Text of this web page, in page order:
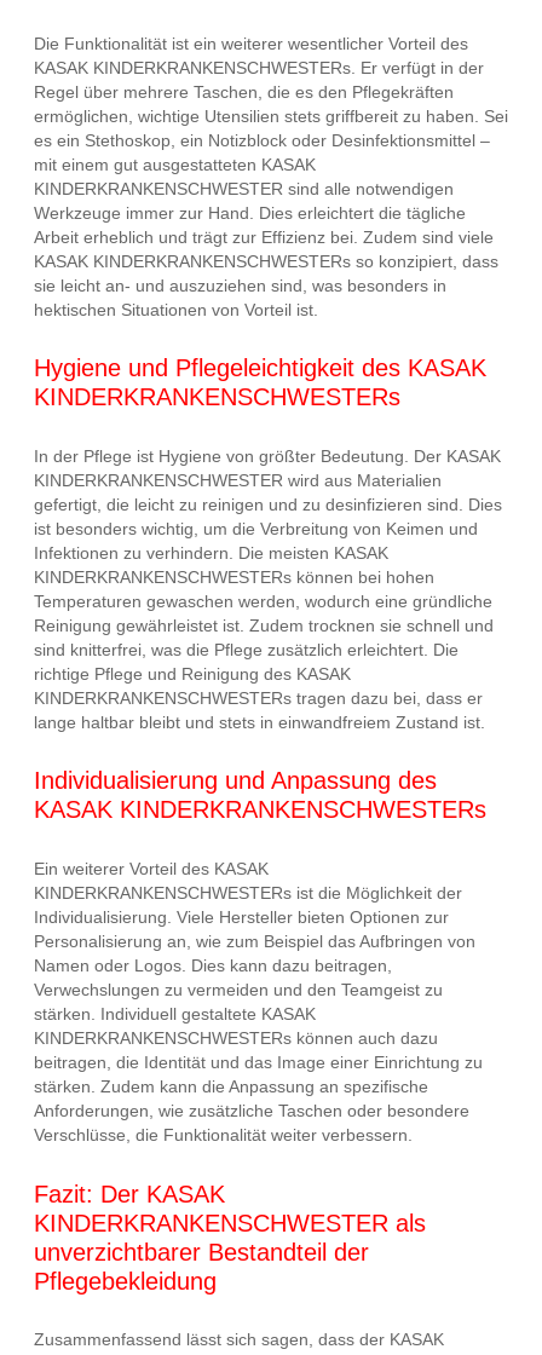
Die Funktionalität ist ein weiterer wesentlicher Vorteil des
KASAK KINDERKRANKENSCHWESTERs. Er verfügt in der
Regel über mehrere Taschen, die es den Pflegekräften
ermöglichen, wichtige Utensilien stets griffbereit zu haben. Sei
es ein Stethoskop, ein Notizblock oder Desinfektionsmittel –
mit einem gut ausgestatteten KASAK
KINDERKRANKENSCHWESTER sind alle notwendigen
Werkzeuge immer zur Hand. Dies erleichtert die tägliche
Arbeit erheblich und trägt zur Effizienz bei. Zudem sind viele
KASAK KINDERKRANKENSCHWESTERs so konzipiert, dass
sie leicht an- und auszuziehen sind, was besonders in
hektischen Situationen von Vorteil ist.
Hygiene und Pflegeleichtigkeit des KASAK
KINDERKRANKENSCHWESTERs
In der Pflege ist Hygiene von größter Bedeutung. Der KASAK
KINDERKRANKENSCHWESTER wird aus Materialien
gefertigt, die leicht zu reinigen und zu desinfizieren sind. Dies
ist besonders wichtig, um die Verbreitung von Keimen und
Infektionen zu verhindern. Die meisten KASAK
KINDERKRANKENSCHWESTERs können bei hohen
Temperaturen gewaschen werden, wodurch eine gründliche
Reinigung gewährleistet ist. Zudem trocknen sie schnell und
sind knitterfrei, was die Pflege zusätzlich erleichtert. Die
richtige Pflege und Reinigung des KASAK
KINDERKRANKENSCHWESTERs tragen dazu bei, dass er
lange haltbar bleibt und stets in einwandfreiem Zustand ist.
Individualisierung und Anpassung des
KASAK KINDERKRANKENSCHWESTERs
Ein weiterer Vorteil des KASAK
KINDERKRANKENSCHWESTERs ist die Möglichkeit der
Individualisierung. Viele Hersteller bieten Optionen zur
Personalisierung an, wie zum Beispiel das Aufbringen von
Namen oder Logos. Dies kann dazu beitragen,
Verwechslungen zu vermeiden und den Teamgeist zu
stärken. Individuell gestaltete KASAK
KINDERKRANKENSCHWESTERs können auch dazu
beitragen, die Identität und das Image einer Einrichtung zu
stärken. Zudem kann die Anpassung an spezifische
Anforderungen, wie zusätzliche Taschen oder besondere
Verschlüsse, die Funktionalität weiter verbessern.
Fazit: Der KASAK
KINDERKRANKENSCHWESTER als
unverzichtbarer Bestandteil der
Pflegebekleidung
Zusammenfassend lässt sich sagen, dass der KASAK